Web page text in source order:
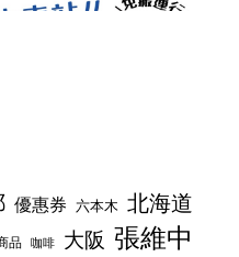
優惠券 六本木 北海道
品 咖啡 大阪 張維中